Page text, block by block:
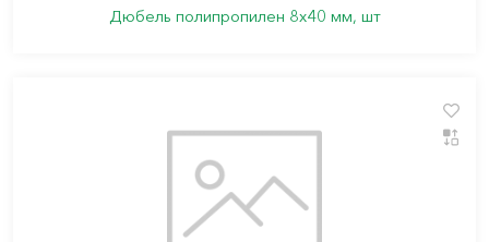
Дюбель полипропилен 8х40 мм, шт